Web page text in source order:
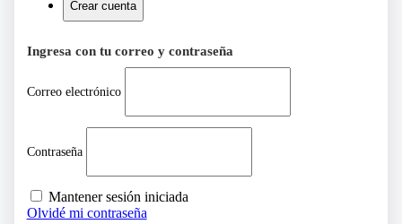
Crear cuenta
Ingresa con tu correo y contraseña
Correo electrónico
Contraseña
Mantener sesión iniciada
Olvidé mi contraseña